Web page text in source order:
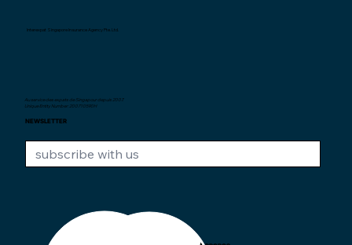
Interexpat Singapore Insurance Agency Pte. Ltd.
Au service des expats de Singapour depuis 2007.
Unique Entity Number: 200710590H
NEWSLETTER